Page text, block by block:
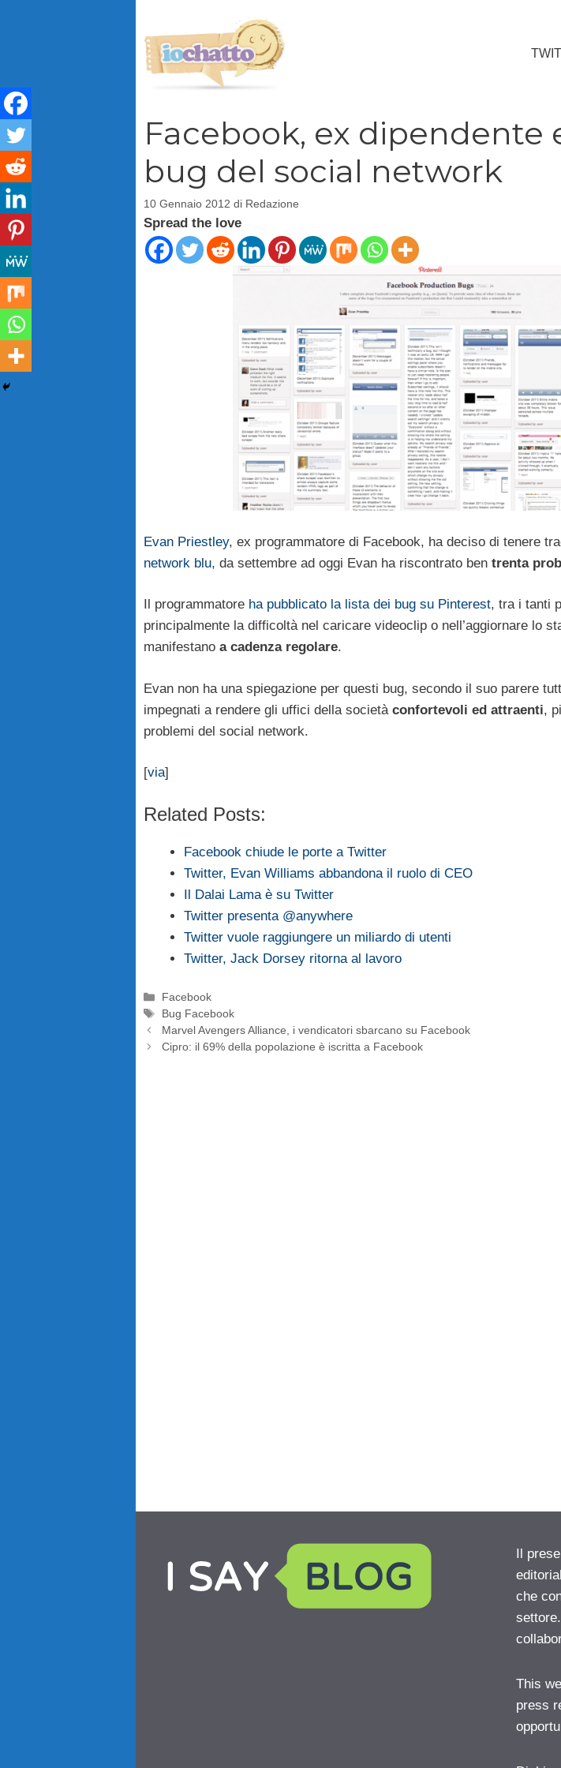
Facebook, ex dipendente
bug del social network
10 Gennaio 2012 di Redazione
Spread the love
Evan Priestley, ex programmatore di Facebook, ha deciso di tenere
network blu, da settembre ad oggi Evan ha riscontrato ben trenta
Il programmatore ha pubblicato la lista dei bug su Pinterest, tra i tanti
principalmente la difficoltà nel caricare videoclip o nell’aggiornare lo
manifestano a cadenza regolare.
Evan non ha una spiegazione per questi bug, secondo il suo parere
impegnati a rendere gli uffici della società confortevoli ed attraenti,
problemi del social network.
[via]
Related Posts:
Facebook chiude le porte a Twitter
Twitter, Evan Williams abbandona il ruolo di CEO
Il Dalai Lama è su Twitter
Twitter presenta @anywhere
Twitter vuole raggiungere un miliardo di utenti
Twitter, Jack Dorsey ritorna al lavoro
Categorie
Facebook
Tag
Bug Facebook
Marvel Avengers Alliance, i vendicatori sbarcano su Facebook
Cipro: il 69% della popolazione è iscritta a Facebook
Il
che
This
press